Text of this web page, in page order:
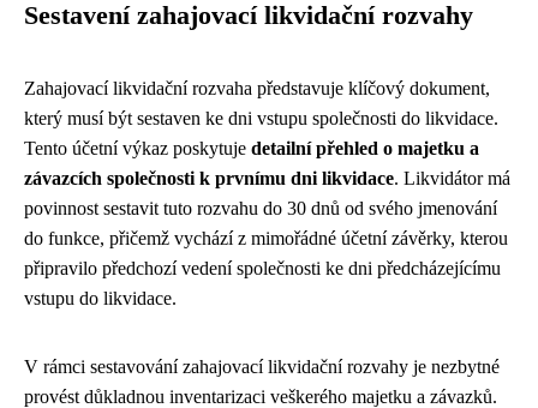
Sestavení zahajovací likvidační rozvahy
Zahajovací likvidační rozvaha představuje klíčový dokument,
který musí být sestaven ke dni vstupu společnosti do likvidace.
Tento účetní výkaz poskytuje detailní přehled o majetku a
závazcích společnosti k prvnímu dni likvidace. Likvidátor má
povinnost sestavit tuto rozvahu do 30 dnů od svého jmenování
do funkce, přičemž vychází z mimořádné účetní závěrky, kterou
připravilo předchozí vedení společnosti ke dni předcházejícímu
vstupu do likvidace.
V rámci sestavování zahajovací likvidační rozvahy je nezbytné
provést důkladnou inventarizaci veškerého majetku a závazků.